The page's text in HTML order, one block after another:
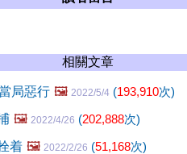
相關文章
局惡行 🖼️ 2022/5/4 (193,910次)
🖼️ 2022/4/26 (202,888次)
着 🖼️ 2022/2/26 (51,168次)